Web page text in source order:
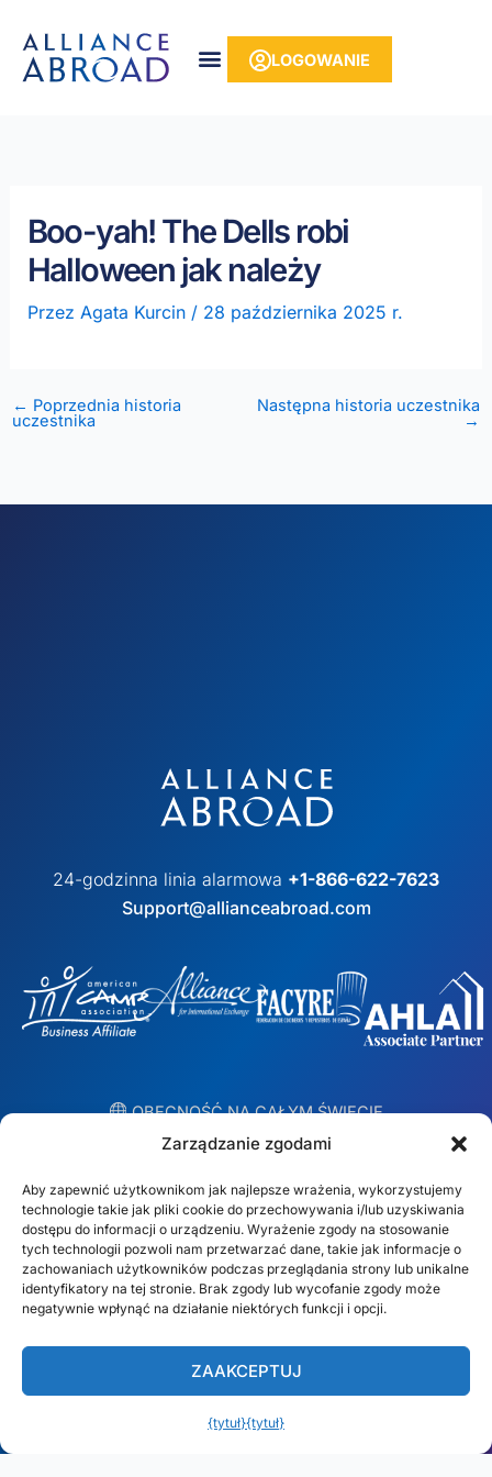
Zarządzanie zgodami
Aby zapewnić użytkownikom jak najlepsze wrażenia, wykorzystujemy
technologie takie jak pliki cookie do przechowywania i/lub uzyskiwania
dostępu do informacji o urządzeniu. Wyrażenie zgody na stosowanie
tych technologii pozwoli nam przetwarzać dane, takie jak informacje o
zachowaniach użytkowników podczas przeglądania strony lub unikalne
identyfikatory na tej stronie. Brak zgody lub wycofanie zgody może
negatywnie wpłynąć na działanie niektórych funkcji i opcji.
ZAAKCEPTUJ
{tytuł}{tytuł}
treści
treści
LOGOWANIE
Boo-yah! The Dells robi
Halloween jak należy
Przez Agata Kurcin / 28 października 2025 r.
← Poprzednia historia
uczestnika
Następna historia uczestnika
→
24-godzinna linia alarmowa +1-866-622-7623
Support@allianceabroad.com
︎ OBECNOŚĆ NA CAŁYM ŚWIECIE
Lokalne zespoły w 10 krajach
USA
Dubaj
Meksyk
España
Irlandia
Polska
Australia
S. Afryka
Znajdź swój lokalny zespół →